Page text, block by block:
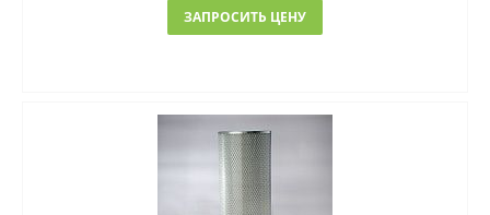
ЗАПРОСИТЬ ЦЕНУ